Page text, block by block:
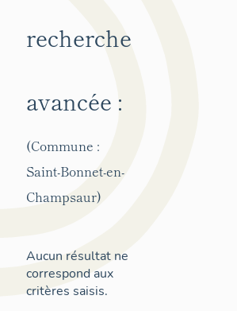
recherche
avancée :
(Commune :
Saint-Bonnet-en-
Champsaur)
Aucun résultat ne
correspond aux
critères saisis.